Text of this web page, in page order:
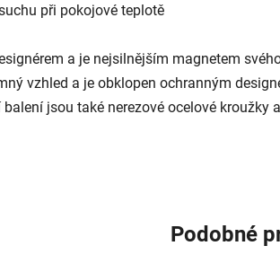
při pokojové teplotě
a je nejsilnějším magnetem
vzhled a je obklopen ochranným
jsou také nerezové ocelové
Podobné